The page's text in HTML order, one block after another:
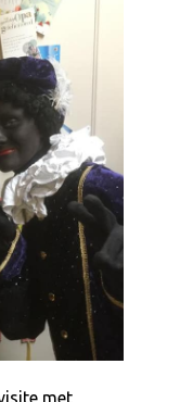
met